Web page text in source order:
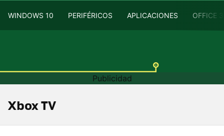
WINDOWS 10 PERIFÉRICOS APLICACIONES OFFICE
Xbox TV